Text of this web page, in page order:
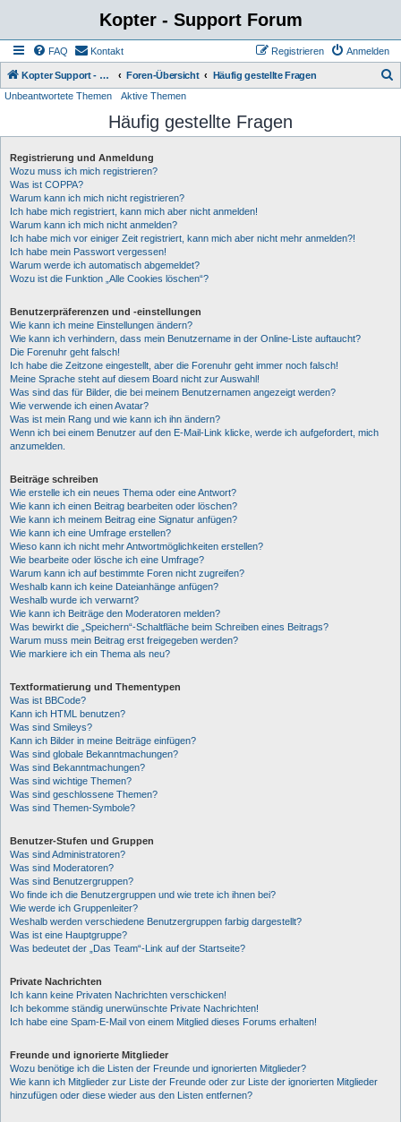
Kopter - Support Forum
FAQ Kontakt Anmelden
Registrieren
Kopter Support - von Anwendern für Anwender. Foren-Übersicht Häufig gestellte Fragen
h
Unbeantwortete Themen Aktive Themen
Häufig gestellte Fragen
Registrierung und Anmeldung
Wozu muss ich mich registrieren?
Was ist COPPA?
Warum kann ich mich nicht registrieren?
Ich habe mich registriert, kann mich aber nicht anmelden!
Warum kann ich mich nicht anmelden?
Ich habe mich vor einiger Zeit registriert, kann mich aber nicht mehr anmelden?!
Ich habe mein Passwort vergessen!
Warum werde ich automatisch abgemeldet?
Wozu ist die Funktion „Alle Cookies löschen“?
Benutzerpräferenzen und -einstellungen
Wie kann ich meine Einstellungen ändern?
Wie kann ich verhindern, dass mein Benutzername in der Online-Liste auftaucht?
Die Forenuhr geht falsch!
Ich habe die Zeitzone eingestellt, aber die Forenuhr geht immer noch falsch!
Meine Sprache steht auf diesem Board nicht zur Auswahl!
Was sind das für Bilder, die bei meinem Benutzernamen angezeigt werden?
Wie verwende ich einen Avatar?
Was ist mein Rang und wie kann ich ihn ändern?
Wenn ich bei einem Benutzer auf den E-Mail-Link klicke, werde ich aufgefordert, mich
anzumelden.
Beiträge schreiben
Wie erstelle ich ein neues Thema oder eine Antwort?
Wie kann ich einen Beitrag bearbeiten oder löschen?
Wie kann ich meinem Beitrag eine Signatur anfügen?
Wie kann ich eine Umfrage erstellen?
Wieso kann ich nicht mehr Antwortmöglichkeiten erstellen?
Wie bearbeite oder lösche ich eine Umfrage?
Warum kann ich auf bestimmte Foren nicht zugreifen?
Weshalb kann ich keine Dateianhänge anfügen?
Weshalb wurde ich verwarnt?
Wie kann ich Beiträge den Moderatoren melden?
Was bewirkt die „Speichern“-Schaltfläche beim Schreiben eines Beitrags?
Warum muss mein Beitrag erst freigegeben werden?
Wie markiere ich ein Thema als neu?
Textformatierung und Thementypen
Was ist BBCode?
Kann ich HTML benutzen?
Was sind Smileys?
Kann ich Bilder in meine Beiträge einfügen?
Was sind globale Bekanntmachungen?
Was sind Bekanntmachungen?
Was sind wichtige Themen?
Was sind geschlossene Themen?
Was sind Themen-Symbole?
Benutzer-Stufen und Gruppen
Was sind Administratoren?
Was sind Moderatoren?
Was sind Benutzergruppen?
Wo finde ich die Benutzergruppen und wie trete ich ihnen bei?
Wie werde ich Gruppenleiter?
Weshalb werden verschiedene Benutzergruppen farbig dargestellt?
Was ist eine Hauptgruppe?
Was bedeutet der „Das Team“-Link auf der Startseite?
Private Nachrichten
Ich kann keine Privaten Nachrichten verschicken!
Ich bekomme ständig unerwünschte Private Nachrichten!
Ich habe eine Spam-E-Mail von einem Mitglied dieses Forums erhalten!
Freunde und ignorierte Mitglieder
Wozu benötige ich die Listen der Freunde und ignorierten Mitglieder?
Wie kann ich Mitglieder zur Liste der Freunde oder zur Liste der ignorierten Mitglieder
hinzufügen oder diese wieder aus den Listen entfernen?